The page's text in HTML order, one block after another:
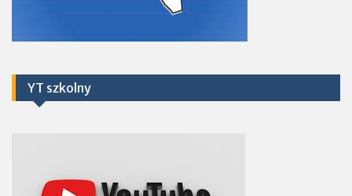
YT szkolny